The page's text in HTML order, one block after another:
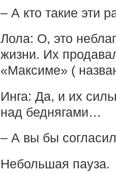
– А кто такие эти
Лола: О, это
жизни. Их
«Максиме» (
Инга: Да, и их
над беднягами…
– А вы бы
Небольшая пауза.